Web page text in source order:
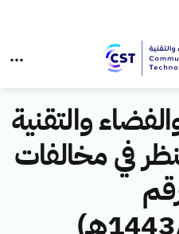
والتقنية
في مخالفات
(4274772/ق/1443هـ)